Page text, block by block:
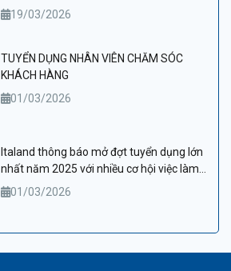
CHO PHÒNG KHÁM VÀ THẨM MỸ VIỆN
CAO CẤP
19/03/2026
TUYỂN DỤNG NHÂN VIÊN CHĂM SÓC
KHÁCH HÀNG
01/03/2026
Italand thông báo mở đợt tuyển dụng lớn
nhất năm 2025 với nhiều cơ hội việc làm
hấp dẫn
01/03/2026